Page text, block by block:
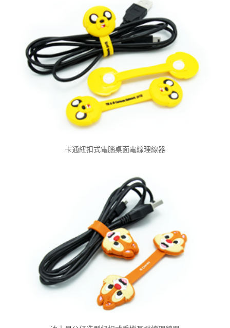
卡通紐扣式電腦桌面電線理線器